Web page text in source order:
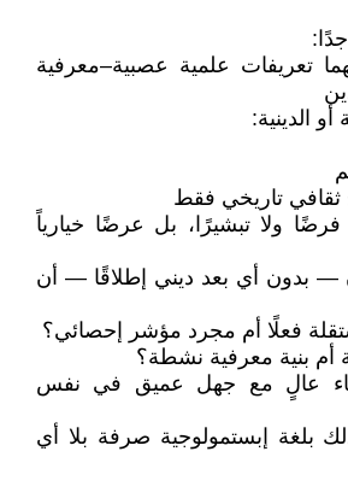
تعريفات علمية عصبية–معرفية
أو الدينية:
ثقافي تاريخي فقط
ولا تبشيرًا، بل عرضًا خيارياً
— بدون أي بعد ديني إطلاقًا — أن
فعلًا أم مجرد مؤشر إحصائي؟
أم بنية معرفية نشطة؟
عالٍ مع جهل عميق في نفس
بلغة إبستمولوجية صرفة بلا أي